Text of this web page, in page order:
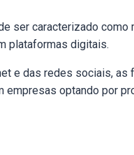
ser caracterizado como
plataformas digitais.
e das redes sociais,
empresas optando por